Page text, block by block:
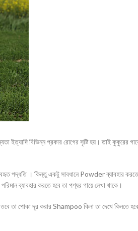
বিভিন্ন প্রকার রোগের সৃষ্টি হয়। তাই কুকুরের
পদ্ধতি । কিন্তু একটু সাবধানে Powder ব্যাবহার করতে
ব্যাবহার করতে হবে তা পণ্যর গায়ে লেখা থাকে।
তা পোকা দূর করার Shampoo কিনা তা দেখে কিনতে